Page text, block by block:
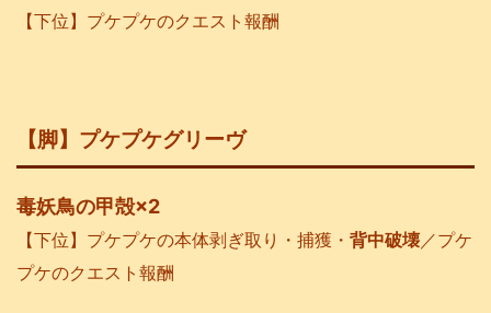
【下位】プケプケのクエスト報酬
【脚】プケプケグリーヴ
毒妖鳥の甲殻×2
【下位】プケプケの本体剥ぎ取り・捕獲・ 背中破壊／プケ
プケのクエスト報酬